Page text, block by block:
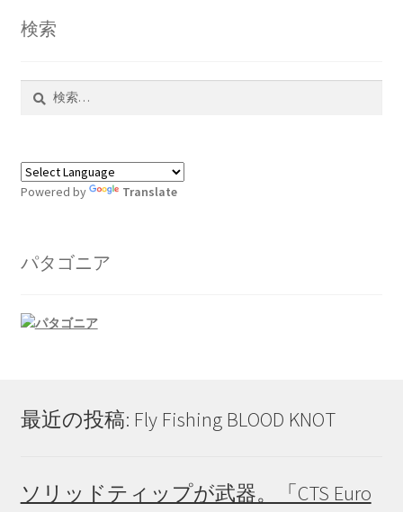
検索
Powered by Translate
パタゴニア
最近の投稿: Fly Fishing BLOOD KNOT
ソリッドティップが武器。「CTS Euro